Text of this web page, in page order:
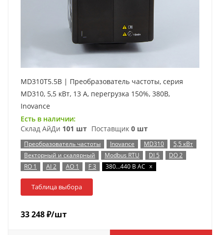
MD310T5.5B | Преобразователь частоты, серия
MD310, 5,5 кВт, 13 А, перегрузка 150%, 380B,
Inovance
Есть в наличии:
Склад АйДи 101 шт Поставщик 0 шт
Преобразователь частоты Inovance MD310
5,5 кВт
Векторный и скалярный
Modbus RTU DI 5
DO 2
RO 1
AI 2 AO 1 F 3 380…440 В AC x
Таблица выбора
33 248₽/шт